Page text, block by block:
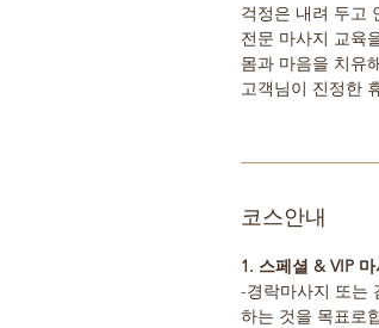
걱정은 내려 두고
전문 마사지 교육
몸과 마음을 치유
고객님이 진정한
코스안내
1. 스페셜 & VIP
-경락마사지 또는
하는 것을 목표로